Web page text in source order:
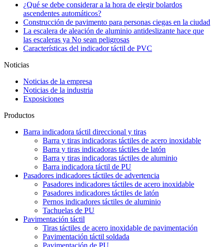
¿Qué se debe considerar a la hora de elegir bolardos
ascendentes automáticos?
Construcción de pavimento para personas ciegas en la ciudad
La escalera de aleación de aluminio antideslizante hace que
las escaleras ya No sean peligrosas
Características del indicador táctil de PVC
Noticias
Noticias de la empresa
Noticias de la industria
Exposiciones
Productos
Barra indicadora táctil direccional y tiras
Barra y tiras indicadoras táctiles de acero inoxidable
Barra y tiras indicadoras táctiles de latón
Barra y tiras indicadoras táctiles de aluminio
Barra indicadora táctil de PU
Pasadores indicadores táctiles de advertencia
Pasadores indicadores táctiles de acero inoxidable
Pasadores indicadores táctiles de latón
Pernos indicadores táctiles de aluminio
Tachuelas de PU
Pavimentación táctil
Tiras táctiles de acero inoxidable de pavimentación
Pavimentación táctil soldada
Pavimentación de PU